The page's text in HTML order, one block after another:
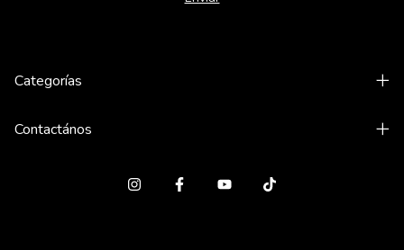
Categorías
Contactános